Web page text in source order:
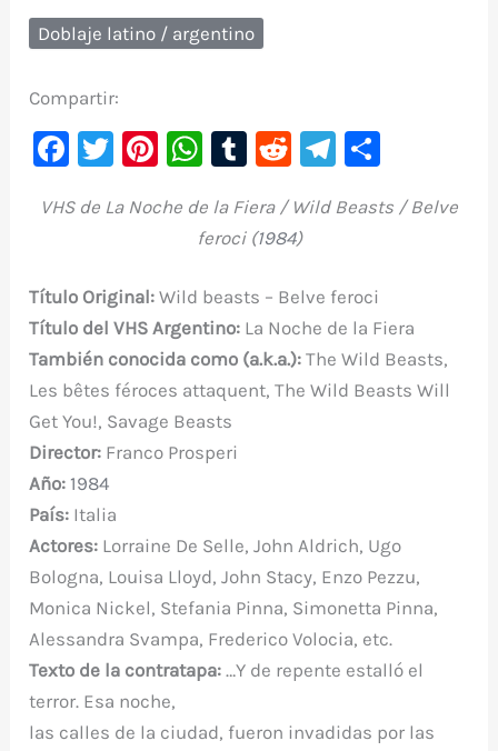
Doblaje latino / argentino
Compartir:
F
c
b
o
o
k
T
it
r
Pi
er
st
W
at
s
A
p
p
T
m
bl
r
R
d
di
t
Te
gr
m
m
ti
r
VHS de La Noche de la Fiera / Wild Beasts / Belve
feroci (1984)
Título Original:Wild beasts – Belve feroci
Título del VHSArgentino: La Noche de la Fiera
También conocida como (a.k.a.): The Wild Beasts,
Les bêtes féroces attaquent, The Wild Beasts Will
Get You!, Savage Beasts
Director: Franco Prosperi
Año: 1984
País: Italia
Actores: Lorraine De Selle, John Aldrich, Ugo
Bologna, Louisa Lloyd, John Stacy, Enzo Pezzu,
Monica Nickel, Stefania Pinna, Simonetta Pinna,
Alessandra Svampa, Frederico Volocia, etc.
Texto de la contratapa: …Y de repente estalló el
terror. Esa noche,
las calles de la ciudad, fueron invadidas por las